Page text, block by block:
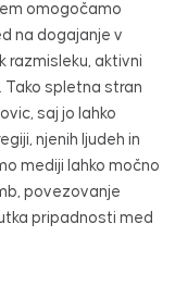
omogočamo
na dogajanje v
razmisleku, aktivni
Tako spletna stran
saj jo lahko
njenih ljudeh in
mediji lahko močno
povezovanje
pripadnosti med